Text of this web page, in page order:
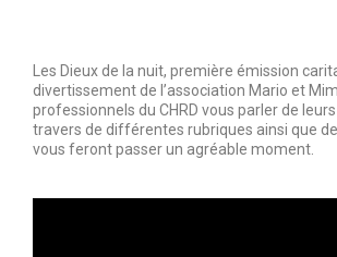
Les Dieux de la nuit, première émission
divertissement de l’association Mario et
professionnels du CHRD vous parler de
travers de différentes rubriques ainsi que
vous feront passer un agréable moment.